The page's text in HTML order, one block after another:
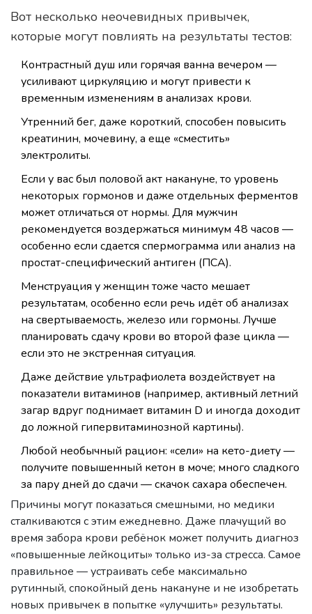
Вот несколько неочевидных привычек,
которые могут повлиять на результаты тестов:
Контрастный душ или горячая ванна вечером —
усиливают циркуляцию и могут привести к
временным изменениям в анализах крови.
Утренний бег, даже короткий, способен повысить
креатинин, мочевину, а еще «сместить»
электролиты.
Если у вас был половой акт накануне, то уровень
некоторых гормонов и даже отдельных ферментов
может отличаться от нормы. Для мужчин
рекомендуется воздержаться минимум 48 часов —
особенно если сдается спермограмма или анализ на
простат-специфический антиген (ПСА).
Менструация у женщин тоже часто мешает
результатам, особенно если речь идёт об анализах
на свертываемость, железо или гормоны. Лучше
планировать сдачу крови во второй фазе цикла —
если это не экстренная ситуация.
Даже действие ультрафиолета воздействует на
показатели витаминов (например, активный летний
загар вдруг поднимает витамин D и иногда доходит
до ложной гипервитаминозной картины).
Любой необычный рацион: «сели» на кето-диету —
получите повышенный кетон в моче; много сладкого
за пару дней до сдачи — скачок сахара обеспечен.
Причины могут показаться смешными, но медики
сталкиваются с этим ежедневно. Даже плачущий во
время забора крови ребёнок может получить диагноз
«повышенные лейкоциты» только из-за стресса. Самое
правильное — устраивать себе максимально
рутинный, спокойный день накануне и не изобретать
новых привычек в попытке «улучшить» результаты.